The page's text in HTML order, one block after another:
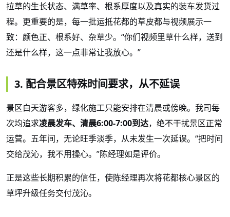
拉草的生长状态、满草率、根系厚度以及真实的装车发货过
程。更重要的是，每一批运抵花都的草皮都与视频展示一
致：颜色正、根系好、杂草少。 “你们视频里草什么样，送到
还是什么样，这一点非常让我放心。”
3. 配合景区特殊时间要求，从不延误
景区白天游客多，绿化施工只能安排在清晨或傍晚。我司每
次均追求凌晨发车、清晨6:00-7:00到达，绝不干扰景区正常
运营。五年间，无论旺季淡季，从未发生一次延误。 “把时间
交给茂沁，我不用操心。”陈经理如是评价。
正是这些长期积累的信任，使陈经理再次将花都核心景区的
草坪升级任务交付茂沁。